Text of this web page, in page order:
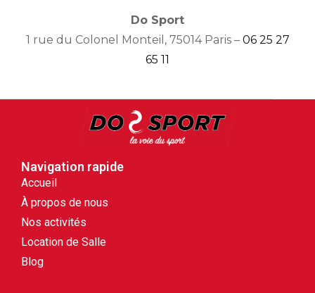
Do Sport
1 rue du Colonel Monteil, 75014 Paris – 06 25 27
65 11
Navigation rapide
Accueil
À propos de nous
Nos activités
Location de Salle
Blog